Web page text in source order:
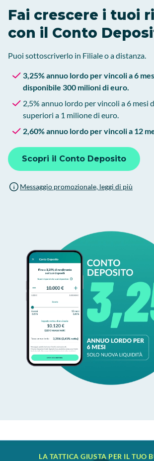
Fai crescere i tuoi
con il Conto
Puoi sottoscriverlo in Filiale o a distanza.
3,25% annuo lordo per vincoli a 6
disponibile 300 milioni di euro.
2,5% annuo lordo per vincoli a 6 mesi
superiori a 1 milione di euro.
2,60% annuo lordo per vincoli a 12
Scopri il Conto Deposito
Messaggio promozionale, leggi di più
LA TATTICA GIUSTA PER IL TUO